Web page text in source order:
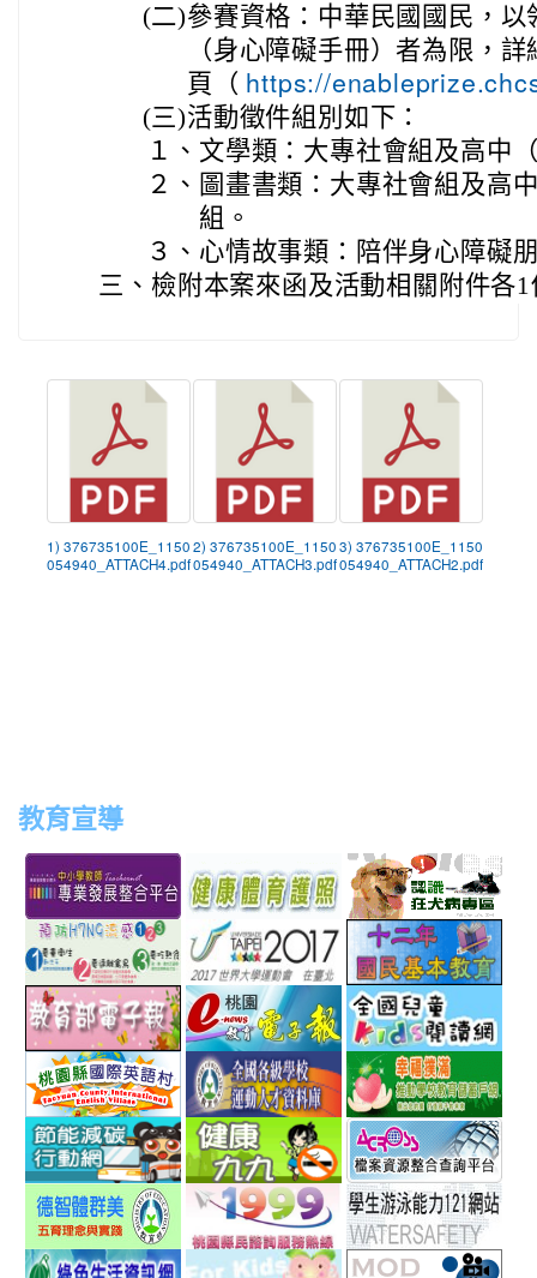
(二)參賽資格：中華民國國民，
（身心障礙手冊）者為限，
頁（ https://
(三)活動徵件組別如下：
１、 文學類：大專社會組及高中
２、 圖畫書類：大專社會組及高
組。
３、 心情故事類：陪伴身心障礙
三、 檢附本案來函及活動相關附件各
1) 376735100E_1150
054940_ATTACH4.pdf
2) 376735100E_1150
054940_ATTACH3.pdf
3) 376735100E_1150
054940_ATTACH2.pdf
教育宣導
to
http://teachernet.moe.edu.tw/MAIN/index.aspx
link
to
https://airtw.epa.gov.tw/
link
to
http://
link
link
to
http://www.perdc.ntnu.edu.tw/anti-
flu/catalog.php?
MainCatalogID=2
link
http://
link
to
http://epaper.edu.tw/
link
to
http://163.30.192.132/
link
to
http://ev.tyc.edu.tw/
link
to
https://
to
link
to
http://ecolife.epa.gov.tw/cooler/default.aspx
link
to
http://
link
http://arteducation.sce.ntnu.edu.tw/fullfive/
link
to
http://www.tycg.gov.tw/
link
link